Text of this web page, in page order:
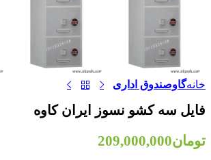
خانهگاوصندوق اداری
فایل سه کشو نسوز ایران کاوه
تومان209,000,000